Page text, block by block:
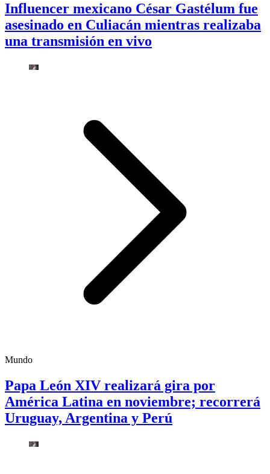
Influencer mexicano César Gastélum fue
asesinado en Culiacán mientras realizaba
una transmisión en vivo
Mundo
Papa León XIV realizará gira por
América Latina en noviembre; recorrerá
Uruguay, Argentina y Perú